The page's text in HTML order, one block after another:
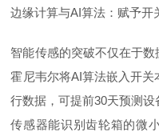
边缘计算与AI算法：赋予开
智能传感的突破不仅在于数
霍尼韦尔将AI算法嵌入开
行数据，可提前30天预测
传感器能识别齿轮箱的微